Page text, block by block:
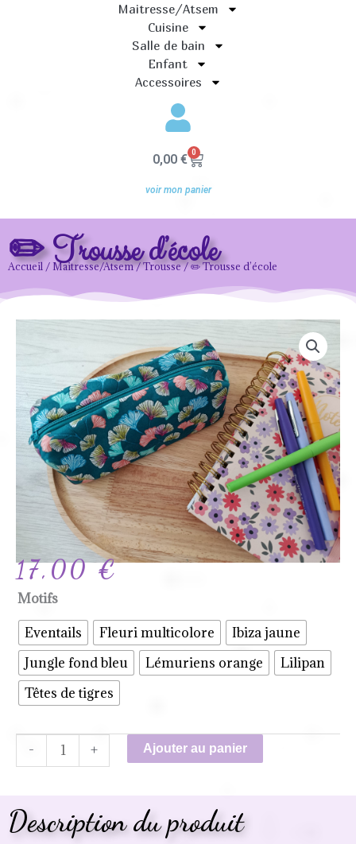
Maitresse/Atsem
Cuisine
Salle de bain
Enfant
Accessoires
0,00 € 0
Panier
voir mon panier
✏️ Trousse d’école
Accueil / Maitresse/Atsem/Trousse/ ✏️ Trousse d’école
17,00€
Motifs
Eventails
Fleuri multicolore
Ibiza jaune
Jungle fond bleu
Lémuriens orange
Lilipan
Têtes de tigres
-
quantité
de
✏️
Trousse
d'école
+ Ajouter au panier
Description du produit